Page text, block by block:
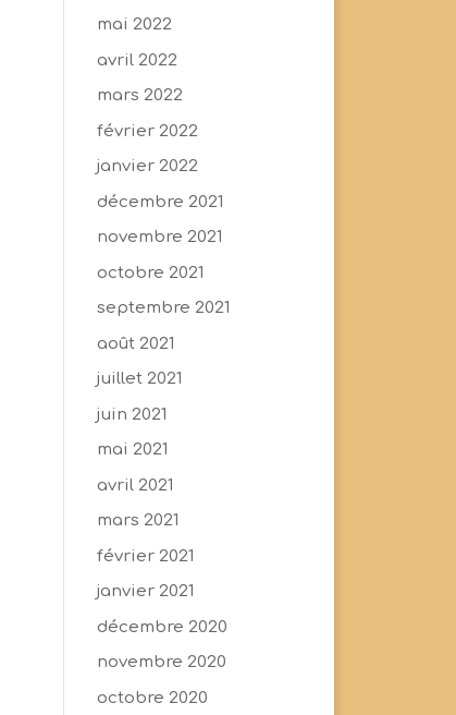
mai 2022
avril 2022
mars 2022
février 2022
janvier 2022
décembre 2021
novembre 2021
octobre 2021
septembre 2021
août 2021
juillet 2021
juin 2021
mai 2021
avril 2021
mars 2021
février 2021
janvier 2021
décembre 2020
novembre 2020
octobre 2020